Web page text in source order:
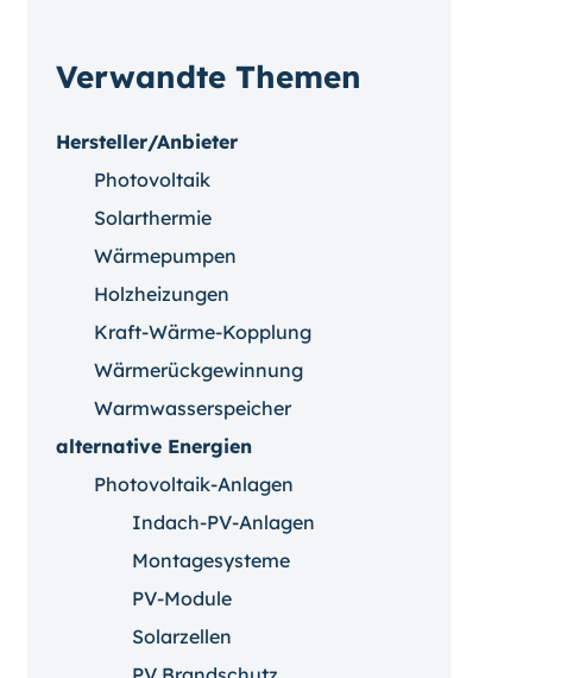
Verwandte Themen
Hersteller/Anbieter
Photovoltaik
Solarthermie
Wärmepumpen
Holzheizungen
Kraft-Wärme-Kopplung
Wärmerückgewinnung
Warmwasserspeicher
alternative Energien
Photovoltaik-Anlagen
Indach-PV-Anlagen
Montagesysteme
PV-Module
Solarzellen